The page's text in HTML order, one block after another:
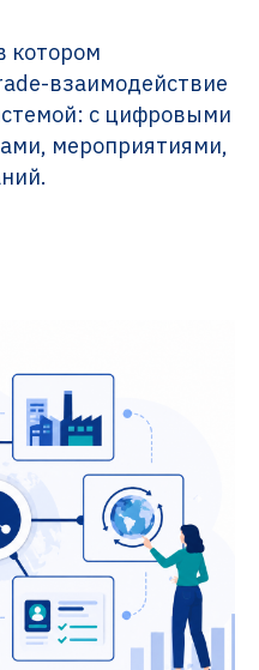
котором
взаимодействие
с цифровыми
мероприятиями,